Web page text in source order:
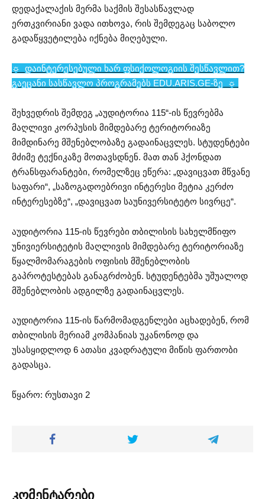
დედაქალაქის მერმა საქმის შესასწავლად
ერთკვირიანი ვადა ითხოვა, რის შემდეგაც საბოლო
გადაწყვეტილება იქნება მიღებული.
☼ დაინტერესებული ხარ ფსიქოლოგიის შესწავლით?
გაეცანი სასწავლო პროგრამებს EDU.ARIS.GE-ზე ☼
შეხვედრის შემდეგ „აუდიტორია 115“-ის წევრებმა
მაღლივი კორპუსის მიმდებარე ტერიტორიაზე
მიმდინარე მშენებლობაზე გადაინაცვლეს. სტუდენტები
მძიმე ტექნიკაზე მოთავსდნენ. მათ თან ჰქონდათ
ტრანსფარანტები, რომელზეც ეწერა: „დავიცვათ მწვანე
საფარი“, „საზოგადოებრივი ინტერესი მეტია კერძო
ინტერესებზე“, „დავიცვათ საუნივერსიტეტო სივრცე“.
აუდიტორია 115-ის წევრები თბილისის სახელმწიფო
უნივიერსიტეტის მაღლივის მიმდებარე ტერიტორიაზე
წყალმომარაგების ოფისის მშენებლობის
გაპროტესტებას განაგრძობენ. სტუდენტებმა უშუალოდ
მშენებლობის ადგილზე გადაინაცვლეს.
აუდიტორია 115-ის წარმომადგენლები აცხადებენ, რომ
თბილისის მერიამ კომპანიას უკანონოდ და
უსასყიდლოდ 6 ათასი კვადრატული მიწის ფართობი
გადასცა.
წყარო: რუსთავი 2
კომენტარები